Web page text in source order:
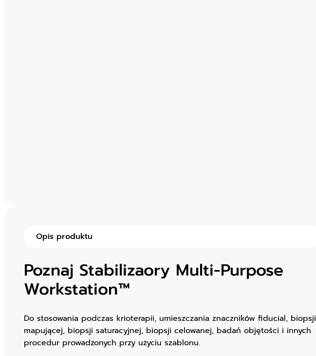
Opis produktu
Poznaj Stabilizaory Multi-Purpose
Workstation™
Do stosowania podczas krioterapii, umieszczania znaczników fiducial, biopsji
mapującej, biopsji saturacyjnej, biopsji celowanej, badań objętości i innych
procedur prowadzonych przy użyciu szablonu.